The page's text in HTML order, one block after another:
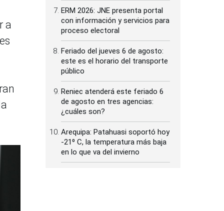
a
ERM 2026: JNE presenta portal
con información y servicios para
proceso electoral
Feriado del jueves 6 de agosto:
este es el horario del transporte
público
Reniec atenderá este feriado 6
de agosto en tres agencias:
¿cuáles son?
Arequipa: Patahuasi soportó hoy
-21⁰ C, la temperatura más baja
en lo que va del invierno